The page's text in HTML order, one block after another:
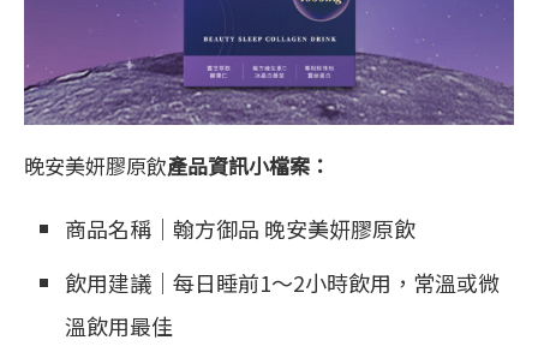
晚安美妍膠原飲產品資訊小檔案：
商品名稱｜翰方御品 晚安美妍膠原飲
飲用建議｜每日睡前1～2小時飲用，常溫或微
溫飲用最佳